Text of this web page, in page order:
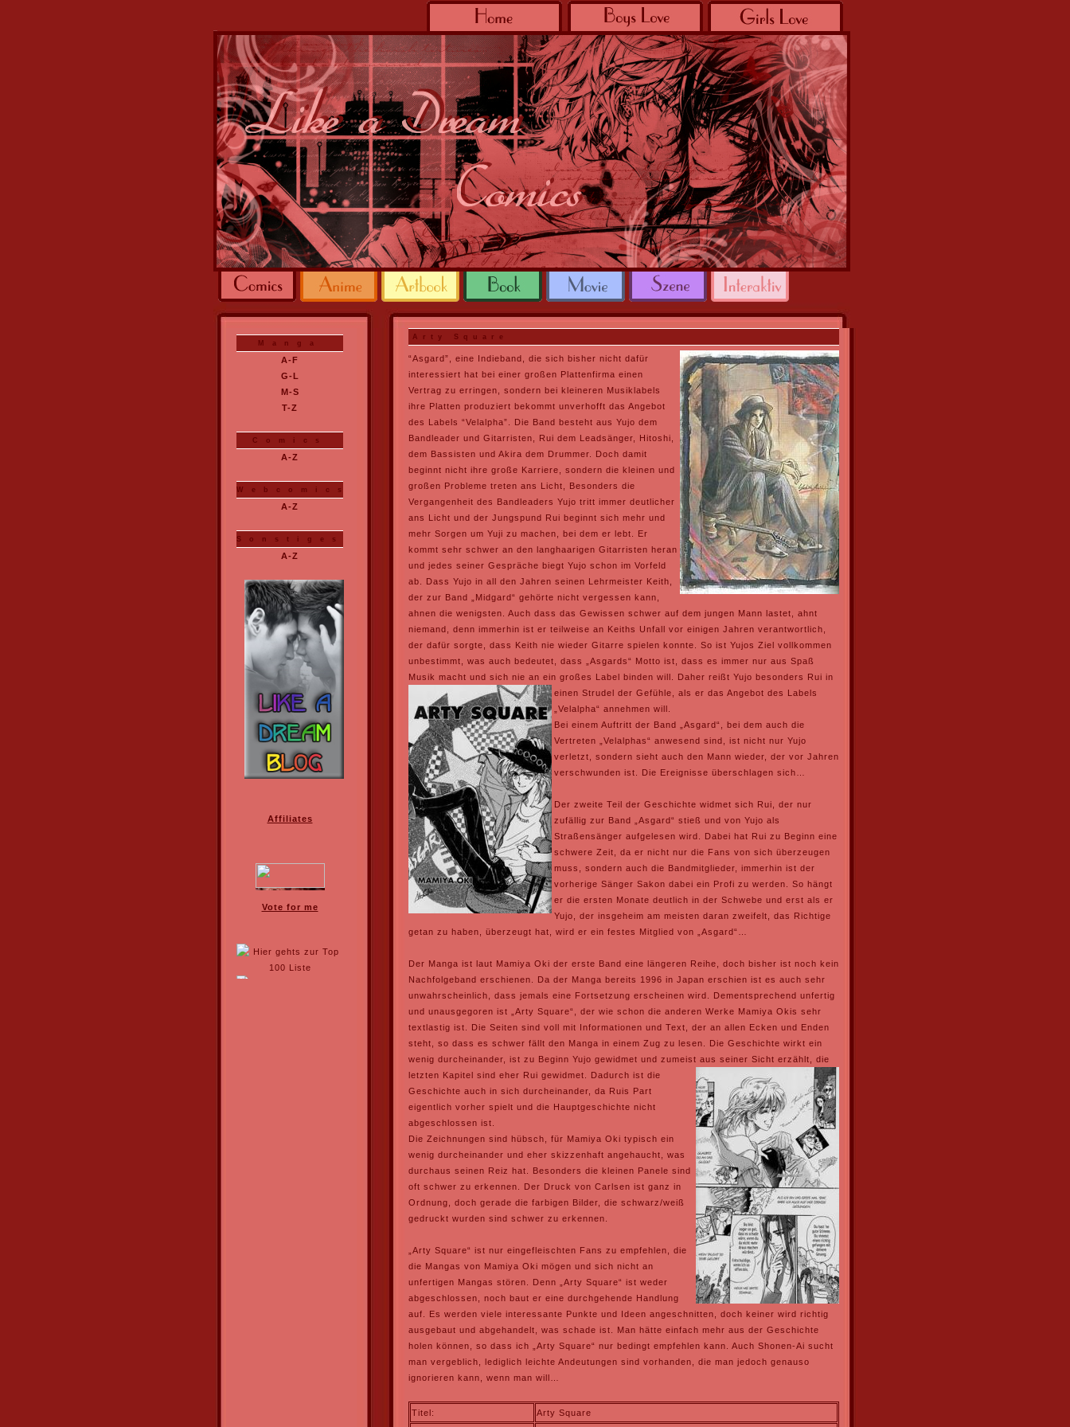
Arty Square
“Asgard”, eine Indieband, die sich bisher nicht dafür
interessiert hat bei einer großen Plattenfirma einen
Vertrag zu erringen, sondern bei kleineren Musiklabels
ihre Platten produziert bekommt unverhofft das Angebot
des Labels “Velalpha”. Die Band besteht aus Yujo dem
Bandleader und Gitarristen, Rui dem Leadsänger, Hitoshi,
dem Bassisten und Akira dem Drummer. Doch damit
beginnt nicht ihre große Karriere, sondern die kleinen und
großen Probleme treten ans Licht, Besonders die
Vergangenheit des Bandleaders Yujo tritt immer deutlicher
ans Licht und der Jungspund Rui beginnt sich mehr und
mehr Sorgen um Yuji zu machen, bei dem er lebt. Er
kommt sehr schwer an den langhaarigen Gitarristen heran
und jedes seiner Gespräche biegt Yujo schon im Vorfeld
ab. Dass Yujo in all den Jahren seinen Lehrmeister Keith,
der zur Band „Midgard“ gehörte nicht vergessen kann,
ahnen die wenigsten. Auch dass das Gewissen schwer auf dem jungen Mann lastet, ahnt
niemand, denn immerhin ist er teilweise an Keiths Unfall vor einigen Jahren verantwortlich,
der dafür sorgte, dass Keith nie wieder Gitarre spielen konnte. So ist Yujos Ziel vollkommen
unbestimmt, was auch bedeutet, dass „Asgards“ Motto ist, dass es immer nur aus Spaß
Musik macht und sich nie an ein großes Label binden will. Daher reißt Yujo besonders Rui in
einen Strudel der Gefühle, als er das Angebot des Labels
„Velalpha“ annehmen will.
Bei einem Auftritt der Band „Asgard“, bei dem auch die
Vertreten „Velalphas“ anwesend sind, ist nicht nur Yujo
verletzt, sondern sieht auch den Mann wieder, der vor Jahren
verschwunden ist. Die Ereignisse überschlagen sich…
Der zweite Teil der Geschichte widmet sich Rui, der nur
zufällig zur Band „Asgard“ stieß und von Yujo als
Straßensänger aufgelesen wird. Dabei hat Rui zu Beginn eine
schwere Zeit, da er nicht nur die Fans von sich überzeugen
muss, sondern auch die Bandmitglieder, immerhin ist der
vorherige Sänger Sakon dabei ein Profi zu werden. So hängt
er die ersten Monate deutlich in der Schwebe und erst als er
Yujo, der insgeheim am meisten daran zweifelt, das Richtige
getan zu haben, überzeugt hat, wird er ein festes Mitglied von „Asgard“…
Der Manga ist laut Mamiya Oki der erste Band eine längeren Reihe, doch bisher ist noch kein
Nachfolgeband erschienen. Da der Manga bereits 1996 in Japan erschien ist es auch sehr
unwahrscheinlich, dass jemals eine Fortsetzung erscheinen wird. Dementsprechend unfertig
und unausgegoren ist „Arty Square“, der wie schon die anderen Werke Mamiya Okis sehr
textlastig ist. Die Seiten sind voll mit Informationen und Text, der an allen Ecken und Enden
steht, so dass es schwer fällt den Manga in einem Zug zu lesen. Die Geschichte wirkt ein
wenig durcheinander, ist zu Beginn Yujo gewidmet und zumeist aus seiner Sicht erzählt, die
letzten Kapitel sind eher Rui gewidmet. Dadurch ist die
Geschichte auch in sich durcheinander, da Ruis Part
eigentlich vorher spielt und die Hauptgeschichte nicht
abgeschlossen ist.
Die Zeichnungen sind hübsch, für Mamiya Oki typisch ein
wenig durcheinander und eher skizzenhaft angehaucht, was
durchaus seinen Reiz hat. Besonders die kleinen Panele sind
oft schwer zu erkennen. Der Druck von Carlsen ist ganz in
Ordnung, doch gerade die farbigen Bilder, die schwarz/weiß
gedruckt wurden sind schwer zu erkennen.
„Arty Square“ ist nur eingefleischten Fans zu empfehlen, die
die Mangas von Mamiya Oki mögen und sich nicht an
unfertigen Mangas stören. Denn „Arty Square“ ist weder
abgeschlossen, noch baut er eine durchgehende Handlung
auf. Es werden viele interessante Punkte und Ideen angeschnitten, doch keiner wird richtig
ausgebaut und abgehandelt, was schade ist. Man hätte einfach mehr aus der Geschichte
holen können, so dass ich „Arty Square“ nur bedingt empfehlen kann. Auch Shonen-Ai sucht
man vergeblich, lediglich leichte Andeutungen sind vorhanden, die man jedoch genauso
ignorieren kann, wenn man will…
Titel: Arty Square